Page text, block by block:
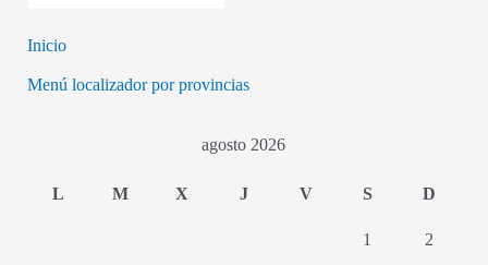
Inicio
Menú localizador por provincias
agosto 2026
L M X J V S D
1
2